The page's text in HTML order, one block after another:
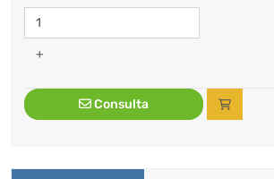
+
Consulta